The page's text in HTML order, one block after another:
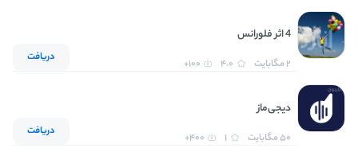
4 اثر فلورانس
2 مگابایت 4.0
100+ دریافت
دیجی‌ماز
50 مگابایت 1
400+ دریافت